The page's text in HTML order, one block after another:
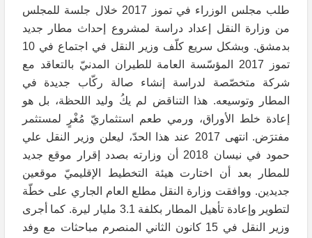
طلب مجلس الوزراء في تموز 2017 خلال جلسة للمجلس
من وزارة النقل إعداد دراسة لمشروع إحداث مطار جديد
بدمشق. وبشكل سريع كلّف وزير النقل في اجتماع في 10
تموز 2017 المؤسّسة العامة للطيران المدنيّ بالتعاقد مع
شركة متخصّصة لدراسة إنشاء صالة ركّاب جديدة في
المطار وتوسيعه. هذا التناقض لم يكُ وليد اللحظة، بل هو
إعادة خلط الأوراق، ورمي طعم استثماريّ مُغْرٍ لمستثمر
مفترَض. انتهى 2017 عند هذا الحدّ، ليعلن وزير النقل علي
حمود في نيسان 2018 أن وزارته بصدد إقرار موقع جديد
للمطار بعد أن اختارت هيئة التخطيط الإقليميّ موقعين
جديدين. ووافقت وزارة النقل مطلع العام الجاري على خطّة
لتطوير وإعادة تأهيل المطار بكلفة 3.1 مليار ليرة. كما أجرى
وزير النقل في 15 كانون الثاني المنصرم مباحثات مع وفد